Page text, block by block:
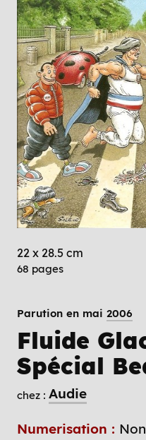
22 x 28.5 cm
68 pages
Parution en mai 2006
Fluide
Spécial
chez : Audie
Numerisation : Non